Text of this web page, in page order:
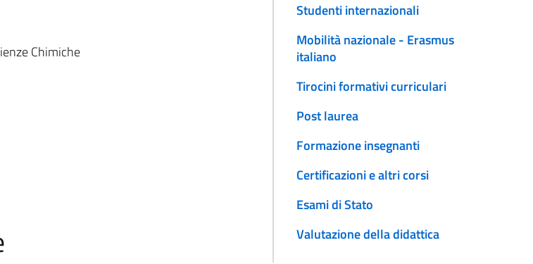
Chimiche
Studenti internazionali
Mobilità nazionale - Erasmus
italiano
Tirocini formativi curriculari
Post laurea
Formazione insegnanti
Certificazioni e altri corsi
Esami di Stato
Valutazione della didattica